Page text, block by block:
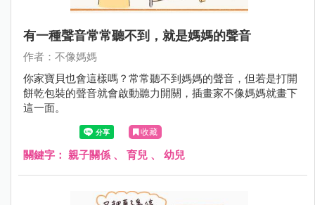
有一種聲音常常聽不到，就是媽媽的聲音
作者：不像媽媽
你家寶貝也會這樣嗎？常常聽不到媽媽的聲音，但若是打開
餅乾包裝的聲音就會啟動聽力開關，插畫家不像媽媽就畫下
這一面。
收藏
關鍵字： 親子關係 、 育兒 、 幼兒